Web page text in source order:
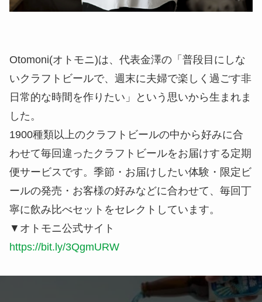
Otomoni(オトモニ)は、代表金澤の「普段目にしな
いクラフトビールで、週末に夫婦で楽しく過ごす非
日常的な時間を作りたい」という思いから生まれま
した。
1900種類以上のクラフトビールの中から好みに合
わせて毎回違ったクラフトビールをお届けする定期
便サービスです。季節・お届けしたい体験・限定ビ
ールの発売・お客様の好みなどに合わせて、毎回丁
寧に飲み比べセットをセレクトしています。
▼オトモニ公式サイト
https://bit.ly/3QgmURW